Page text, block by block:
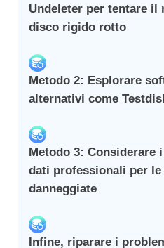
Undeleter per tentare il
disco rigido rotto
Metodo 2: Esplorare
alternativi come
Metodo 3: Considerare
dati professionali per
danneggiate
Infine, riparare i